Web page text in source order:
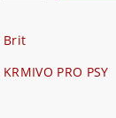
Brit
KRMIVO PRO PSY